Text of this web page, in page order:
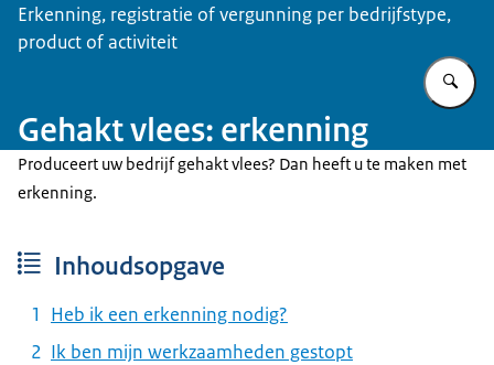
Erkenning, registratie of vergunning per bedrijfstype,
product of activiteit
Gehakt vlees: erkenning
Produceert uw bedrijf gehakt vlees? Dan heeft u te maken met
erkenning.
Inhoudsopgave
Heb ik een erkenning nodig?
Ik ben mijn werkzaamheden gestopt